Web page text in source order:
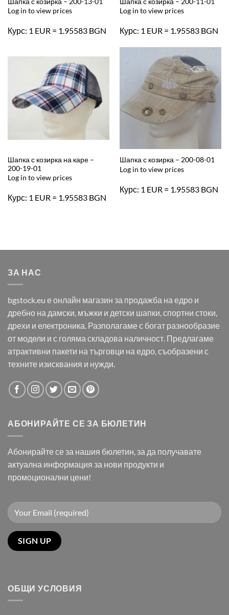
Log in to view prices
Курс: 1 EUR = 1.95583 BGN
Log in to view prices
Курс: 1 EUR = 1.95583 BGN
Шапка с козирка на каре –
200-19-01
Log in to view prices
Курс: 1 EUR = 1.95583 BGN
Шапка с козирка – 200-08-01
Log in to view prices
Курс: 1 EUR = 1.95583 BGN
ЗА НАС
bgstock.eu е онлайн магазин за продажба на едро и
дребно на дамски, мъжки и детски шапки, спортни стоки,
дрехи и електроника. Разполагаме с богат разнообразие
от модели и с голяма складова наличност. Предлагаме
атрактивни пакети на търговци на едро, съобразени с
техните изисквания и нужди.
АБОНИРАЙТЕ СЕ ЗА БЮЛЕТИН
Абонирайте се за нашия бюлетин, за да получавате
актуална информация за нови продукти и
промоционални цени!
ОБЩИ УСЛОВИЯ